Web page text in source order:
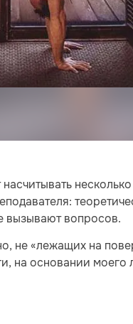
вызывают вопросов.
не «лежащих на
на основании моего